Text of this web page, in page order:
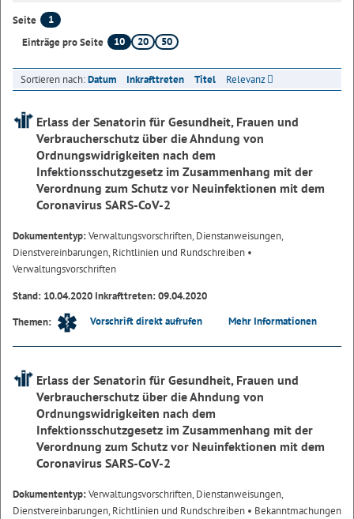
Seite
1
Einträge pro Seite
10 20 50
Sortieren nach:Datum Inkrafttreten Titel Relevanz
Erlass der Senatorin für Gesundheit, Frauen und
Verbraucherschutz über die Ahndung von
Ordnungswidrigkeiten nach dem
Infektionsschutzgesetz im Zusammenhang mit der
Verordnung zum Schutz vor Neuinfektionen mit dem
Coronavirus SARS-CoV-2
Dokumententyp:Verwaltungsvorschriften, Dienstanweisungen,
Dienstvereinbarungen, Richtlinien und Rundschreiben •
Verwaltungsvorschriften
Stand: 10.04.2020 Inkrafttreten: 09.04.2020
Themen:
Vorschrift direkt aufrufen Mehr Informationen
Erlass der Senatorin für Gesundheit, Frauen und
Verbraucherschutz über die Ahndung von
Ordnungswidrigkeiten nach dem
Infektionsschutzgesetz im Zusammenhang mit der
Verordnung zum Schutz vor Neuinfektionen mit dem
Coronavirus SARS-CoV-2
Dokumententyp:Verwaltungsvorschriften, Dienstanweisungen,
Dienstvereinbarungen, Richtlinien und Rundschreiben • Bekanntmachungen